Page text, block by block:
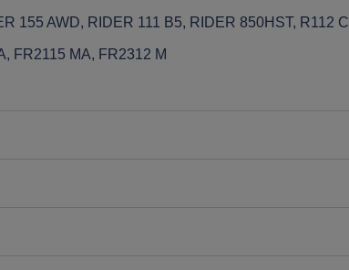
155 AWD, RIDER 111 B5, RIDER 850HST, R112 C
FR2115 MA, FR2312 M